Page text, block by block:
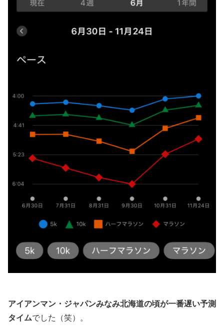
アイアンマン・ジャパンみなみ北海道の頃が一番遅い予測
タイムでした（笑）。